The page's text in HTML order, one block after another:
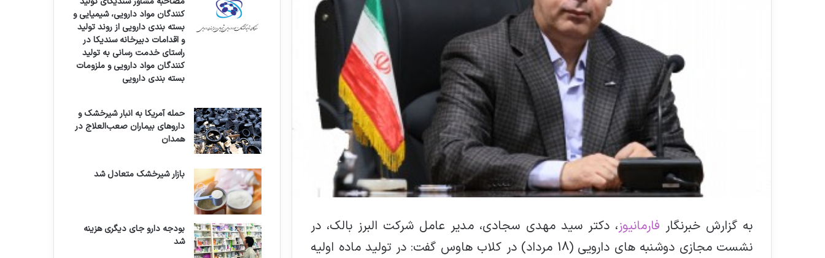
به گزارش خبرنگار فارمانیوز، دکتر سید مهدی سجادی، مدیر عامل شرکت البرز بالک، در
نشست مجازی دوشنبه های دارویی (18 مرداد) در کلاب هاوس گفت: در تولید ماده اولیه
کنندگان مواد دارویی، شیمیایی و
بسته بندی دارویی از روند تولید
و اقدامات دبیرخانه سندیکا در
راستای خدمت رسانی به تولید
کنندگان مواد دارویی و ملزومات
بسته بندی دارویی
حمله آمریکا به انبار شیرخشک و
داروهای بیماران صعب‌العلاج در
همدان
بازار شیرخشک متعادل شد
بودجه دارو جای دیگری هزینه
شد